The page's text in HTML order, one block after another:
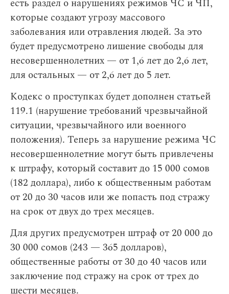
есть раздел о нарушениях режимов ЧС и ЧП,
которые создают угрозу массового
заболевания или отравления людей. За это
будет предусмотрено лишение свободы для
несовершеннолетних — от 1,6 лет до 2,6 лет,
для остальных — от 2,6 лет до 5 лет.
Кодекс о проступках будет дополнен статьей
119.1 (нарушение требований чрезвычайной
ситуации, чрезвычайного или военного
положения). Теперь за нарушение режима ЧС
несовершеннолетние могут быть привлечены
к штрафу, который составит до 15 000 сомов
(182 доллара), либо к общественным работам
от 20 до 30 часов или же попасть под стражу
на срок от двух до трех месяцев.
Для других предусмотрен штраф от 20 000 до
30 000 сомов (243 — 365 долларов),
общественные работы от 30 до 40 часов или
заключение под стражу на срок от трех до
шести месяцев.